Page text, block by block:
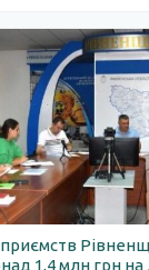
1,4 млн грн на